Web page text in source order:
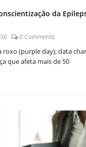
da
0 Comments
roxo (purple day), data
que afeta mais de 50